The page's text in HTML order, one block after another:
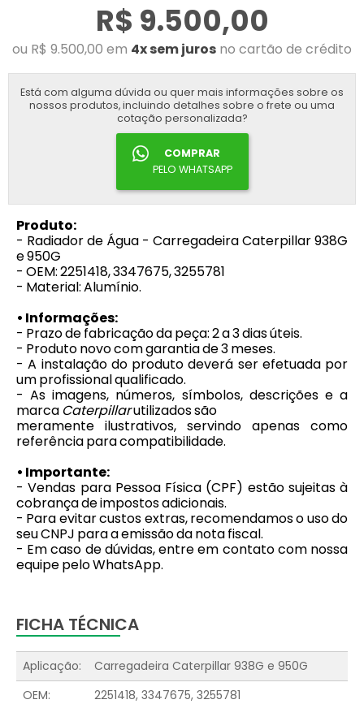
R$ 9.500,00
ou R$ 9.500,00 em 4x sem juros no cartão de crédito
Está com alguma dúvida ou quer mais informações sobre os
nossos produtos, incluindo detalhes sobre o frete ou uma
cotação personalizada?
COMPRAR
PELO WHATSAPP
Produto:
- Radiador de Água - Carregadeira Caterpillar 938G
e 950G
- OEM: 2251418, 3347675, 3255781
- Material: Alumínio.
• Informações:
- Prazo de fabricação da peça: 2 a 3 dias úteis.
- Produto novo com garantia de 3 meses.
- A instalação do produto deverá ser efetuada por
um profissional qualificado.
- As imagens, números, símbolos, descrições e a
marca Caterpillarutilizados são
meramente ilustrativos, servindo apenas como
referência para compatibilidade.
• Importante:
- Vendas para Pessoa Física (CPF) estão sujeitas à
cobrança de impostos adicionais.
- Para evitar custos extras, recomendamos o uso do
seu CNPJ para a emissão da nota fiscal.
- Em caso de dúvidas, entre em contato com nossa
equipe pelo WhatsApp.
FICHA TÉCNICA
Aplicação:
Carregadeira Caterpillar 938G e 950G
OEM:
2251418, 3347675, 3255781